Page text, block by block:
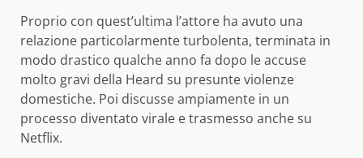
Proprio con quest’ultima l’attore ha avuto una
relazione particolarmente turbolenta, terminata in
modo drastico qualche anno fa dopo le accuse
molto gravi della Heard su presunte violenze
domestiche. Poi discusse ampiamente in un
processo diventato virale e trasmesso anche su
Netflix.